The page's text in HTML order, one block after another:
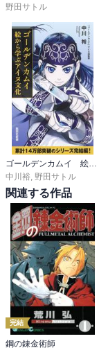
野田サトル
中川裕 野田サトル
関連する作品
完結
鋼の錬金術師